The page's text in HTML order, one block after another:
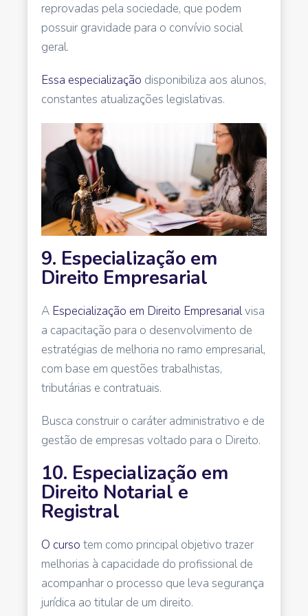
reprovadas pela sociedade, que podem
possuir gravidade para o convívio social
geral.
Essa especialização disponibiliza aos alunos,
constantes atualizações legislativas.
9. Especialização em
Direito Empresarial
A Especialização em Direito Empresarialvisa
a capacitação para o desenvolvimento de
estratégias de melhoria no ramo empresarial,
com base em questões trabalhistas,
tributárias e contratuais.
Busca construir o caráter administrativo e de
gestão de empresas voltado para o Direito.
10. Especialização em
Direito Notarial e
Registral
O curso tem como principal objetivo trazer
melhorias à capacidade do profissional de
acompanhar o processo que leva segurança
jurídica ao titular de um direito.